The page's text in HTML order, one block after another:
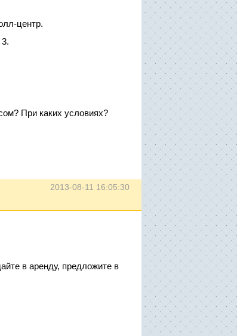
центр.
При каких условиях?
2013-08-11 16:05:30
в аренду, предложите в